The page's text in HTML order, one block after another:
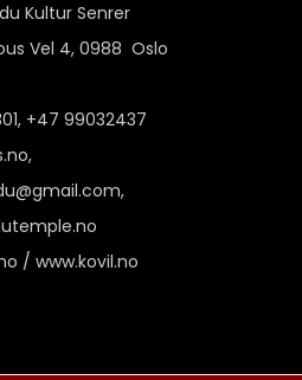
Kultur Senrer
Vel 4, 0988 Oslo
+47 99032437
/ www.kovil.no